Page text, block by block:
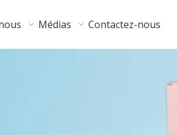
Médias Contactez-nous